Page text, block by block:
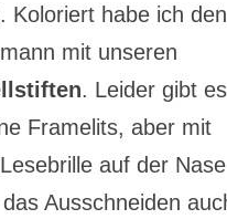
Koloriert habe ich den
mit unseren
. Leider gibt es
Framelits, aber mit
auf der Nase
Ausschneiden